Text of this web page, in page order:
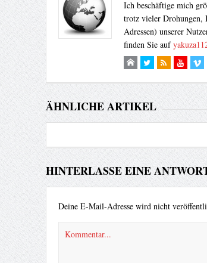
Ich beschäftige mich
trotz vieler Drohungen,
Adressen) unserer
finden Sie auf
ÄHNLICHE ARTIKEL
HINTERLASSE EINE
Deine E-Mail-Adresse wird nicht